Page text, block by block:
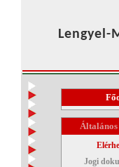
Lengyel-
Jogi